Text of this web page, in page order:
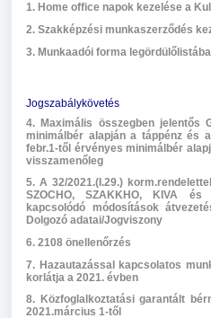
1. Home office napok kezelése a
2. Szakképzési munkaszerződés
3. Munkaadói forma
Jogszabálykövetés
4. Maximális összegben jelentős
minimálbér alapján a táppénz és
febr.1-től érvényes minimálbér
visszamenőleg
5. A 32/2021.(I.29.)
SZOCHO, SZAKKHO, KIVA és
kapcsolódó módosítások
Dolgozó adatai/Jogviszony
6. 2108 önellenőrzés
7. Hazautazással kapcsolatos
korlátja a 2021. évben
8. Közfoglalkoztatási garantált
2021.március 1-től